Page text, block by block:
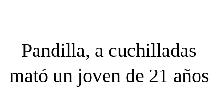
Pandilla, a cuchilladas
mató un joven de 21 años